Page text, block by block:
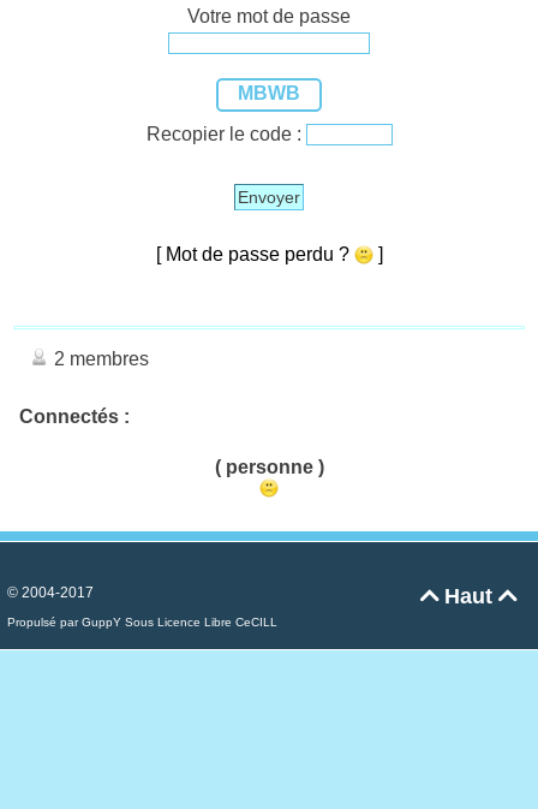
Votre mot de passe
MBWB
Recopier le code :
Envoyer
[ Mot de passe perdu ? ]
2 membres
Connectés :
( personne )
Haut 
© 2004-2017
Propulsé par GuppY Sous Licence Libre CeCILL